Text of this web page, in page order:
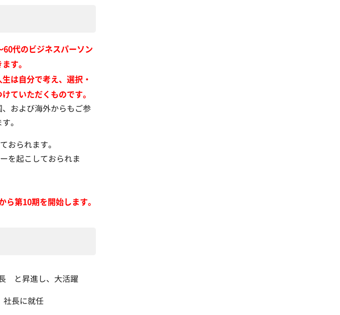
代のビジネスパーソン
す。
生は自分で考え、選択・
ていただくものです。
および海外からもご参
。
おられます。
を起こしておられま
第10期を開始します。
と昇進し、大活躍
社長に就任